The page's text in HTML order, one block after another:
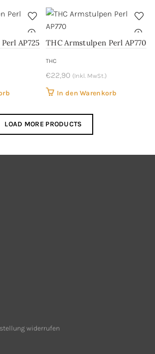
AP725 THC Armstulpen Perl AP770
THC
€22,90 (Inkl. MwSt.)
In den Warenkorb
LOAD MORE PRODUCTS
widerrufen